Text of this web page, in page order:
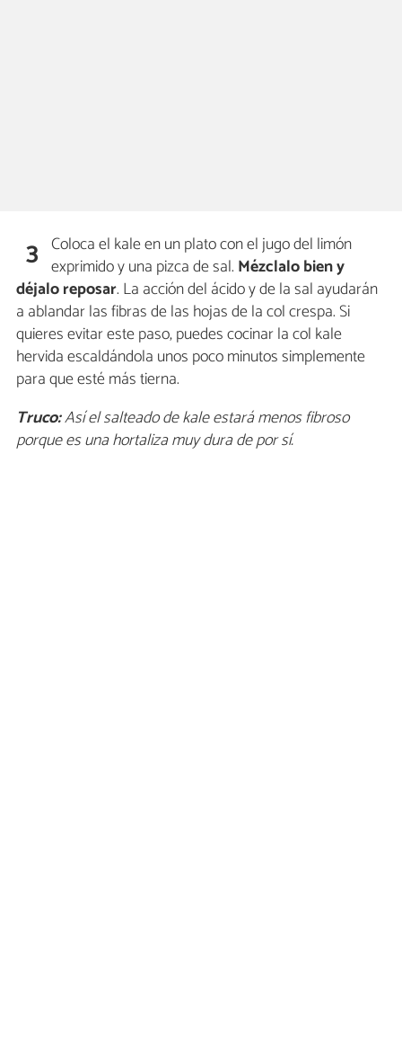
3 Coloca el kale en un plato con el jugo del limón
exprimido y una pizca de sal. Mézclalo bien y
déjalo reposar. La acción del ácido y de la sal ayudarán
a ablandar las fibras de las hojas de la col crespa. Si
quieres evitar este paso, puedes cocinar la col kale
hervida escaldándola unos poco minutos simplemente
para que esté más tierna.
Truco:Así el salteado de kale estará menos fibroso
porque es una hortaliza muy dura de por sí.